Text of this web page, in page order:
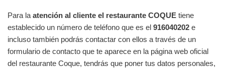
Para la atención al cliente el restaurante COQUE tiene
establecido un número de teléfono que es el 916040202 e
incluso también podrás contactar con ellos a través de un
formulario de contacto que te aparece en la página web oficial
del restaurante Coque, tendrás que poner tus datos personales,